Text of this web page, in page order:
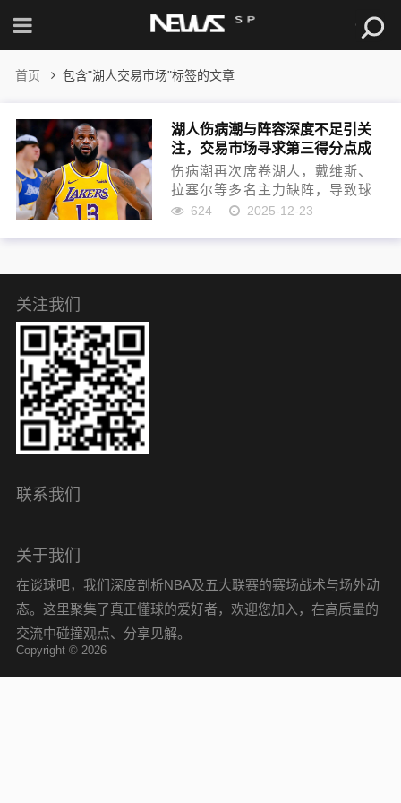
首页 包含"湖人交易市场"标签的文章
湖人伤病潮与阵容深度不足引关
注，交易市场寻求第三得分点成
关键
伤病潮再次席卷湖人，戴维斯、
拉塞尔等多名主力缺阵，导致球
队轮换捉襟见肘，詹姆斯独木难
624 2025-12-23
关注我们
联系我们
关于我们
在谈球吧，我们深度剖析NBA及五大联赛的赛场战术与场外动
态。这里聚集了真正懂球的爱好者，欢迎您加入，在高质量的
交流中碰撞观点、分享见解。
Copyright © 2026